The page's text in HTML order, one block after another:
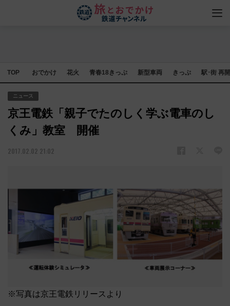
TOP おでかけ 花火 青春18きっぷ 新型車両 きっぷ 駅･街 再
ニュース
京王電鉄「親子でたのしく学ぶ電車のし
くみ」教室 開催
2017.02.02 21:02
※写真は京王電鉄リリースより